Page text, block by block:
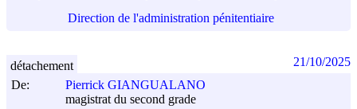
Direction de l'administration pénitentiaire
De:
Pierrick GIANGUALANO
magistrat du second grade
détachement 21/10/2025